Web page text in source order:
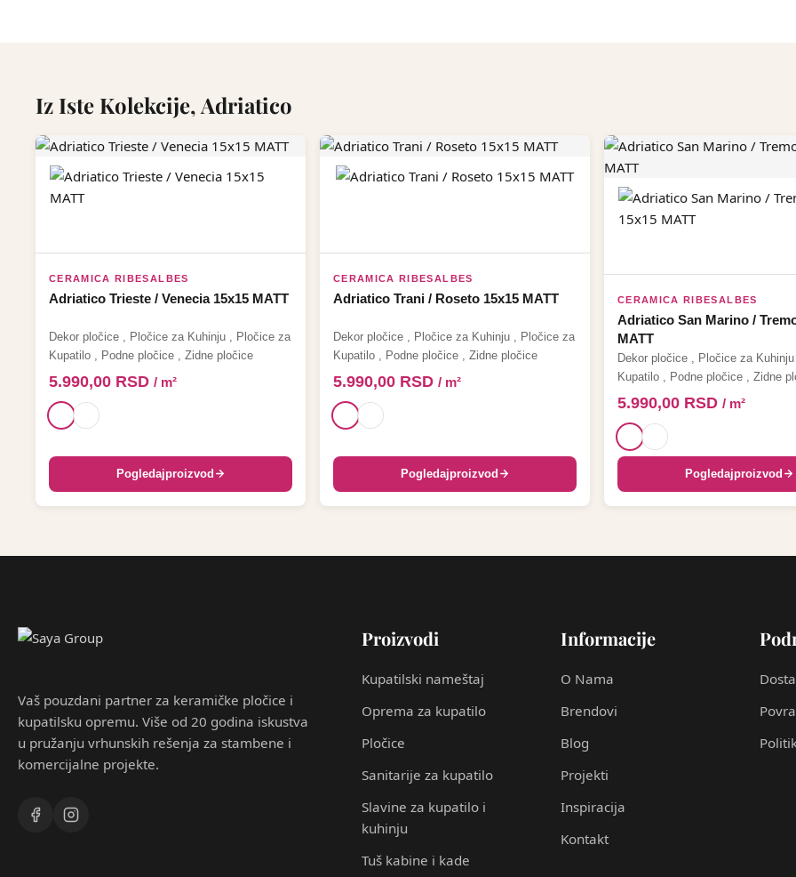
Iz Iste Kolekcije, Adriatico
CERAMICA RIBESALBES
Adriatico Trieste / Venecia 15x15 MATT
Dekor pločice Pločice za Kuhinju
Pločice za
Kupatilo
Podne pločice Zidne pločice
5.990,00 RSD / m²
Pogledajproizvod
CERAMICA RIBESALBES
Adriatico Trani / Roseto 15x15 MATT
Dekor pločice Pločice za Kuhinju
Pločice za
Kupatilo
Podne pločice Zidne pločice
5.990,00 RSD / m²
Pogledajproizvod
CERAMICA RIBESALBES
Adriatico San Marino /
MATT
Dekor pločice Pločice za Kuhinju
Kupatilo
Podne pločice Zidne
5.990,00 RSD / m²
Pogledajproizvod
Vaš pouzdani partner za keramičke pločice i
kupatilsku opremu. Više od 20 godina iskustva
u pružanju vrhunskih rešenja za stambene i
komercijalne projekte.
Proizvodi
Kupatilski nameštaj
Oprema za kupatilo
Pločice
Sanitarije za kupatilo
Slavine za kupatilo i
kuhinju
Tuš kabine i kade
Informacije
O Nama
Brendovi
Blog
Projekti
Inspiracija
Kontakt